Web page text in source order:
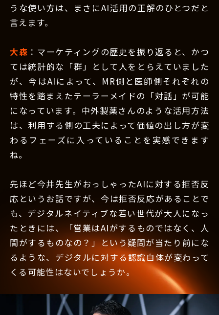
うな使い方は、まさにAI活用の正解のひとつだと
言えます。
大森 ：マーケティングの歴史を振り返ると、かつ
ては統計的な「群」として人をとらえていました
が、今はAIによって、MR側と医師側それぞれの
特性を踏まえたテーラーメイドの「対話」が可能
になっています。中外製薬さんのような活用方法
は、利用する側の工夫によって価値の出し方が変
わるフェーズに入っていることを実感できます
ね。
先ほど今井先生がおっしゃったAIに対する拒否反
応というお話ですが、今は拒否反応があることで
も、デジタルネイティブな若い世代が大人になっ
たときには、「営業はAIがするものではなく、人
間がするものなの？」という疑問が当たり前にな
るような、デジタルに対する認識自体が変わって
くる可能性はないでしょうか。